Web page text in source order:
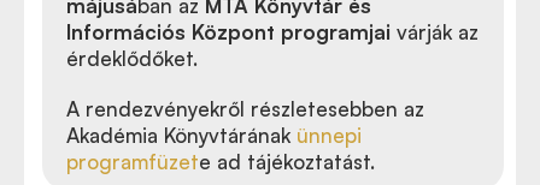
májusában az MTA Könyvtár és
Információs Központ programjai várják az
érdeklődőket.
A rendezvényekről részletesebben az
Akadémia Könyvtárának ünnepi
programfüzete ad tájékoztatást.